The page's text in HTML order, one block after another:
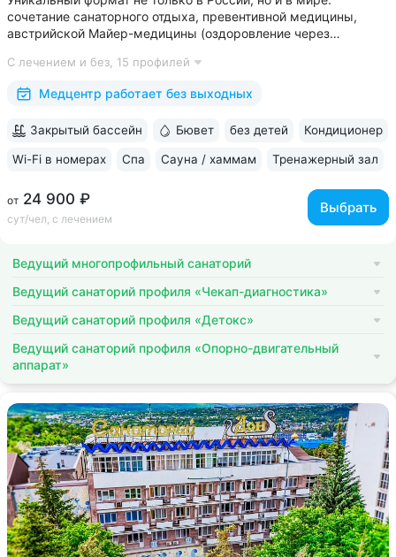
сочетание санаторного отдыха, превентивной медицины,
австрийской Майер-медицины (оздоровление через
Победитель международной премии The World Luxury Awards.
Премия «Вояж» за лучший велнес-проект...
С лечением и без, 15 профилей
Медцентр работает без выходных
от 24 900 ₽
сут/чел, с лечением
Выбрать
Закрытый бассейн Бювет без детей Кондиционер
Wi-Fi в номерах Спа Сауна / хаммам Тренажерный зал
Ведущий многопрофильный санаторий
Ведущий санаторий профиля «Чекап-диагностика»
Ведущий санаторий профиля «Детокс»
Ведущий санаторий профиля «Опорно-двигательный
аппарат»